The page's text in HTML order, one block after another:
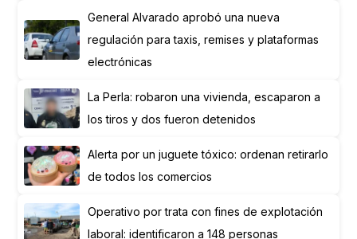
General Alvarado aprobó una nueva
regulación para taxis, remises y plataformas
electrónicas
La Perla: robaron una vivienda, escaparon a
los tiros y dos fueron detenidos
Alerta por un juguete tóxico: ordenan retirarlo
de todos los comercios
Operativo por trata con fines de explotación
laboral: identificaron a 148 personas